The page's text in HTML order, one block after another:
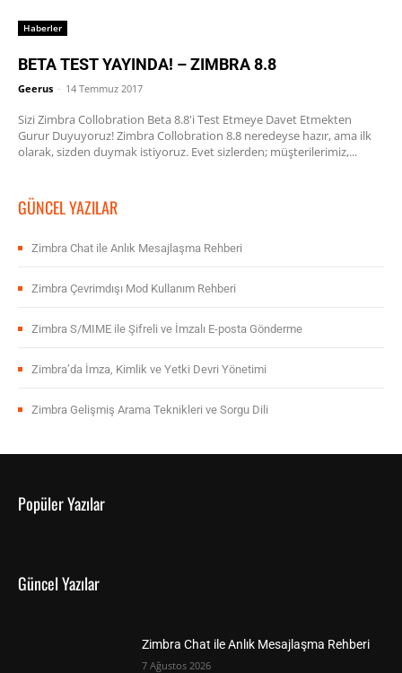
Haberler
BETA TEST YAYINDA! – ZIMBRA 8.8
Geerus - 14 Temmuz 2017
Sizi Zimbra Collobration Beta 8.8'i Test Etmeye Davet Etmekten
Gurur Duyuyoruz! Zimbra Collobration 8.8 neredeyse hazır, ama ilk
olarak, sizden duymak istiyoruz. Evet sizlerden; müşterilerimiz,...
GÜNCEL YAZILAR
Zimbra Chat ile Anlık Mesajlaşma Rehberi
Zimbra Çevrimdışı Mod Kullanım Rehberi
Zimbra S/MIME ile Şifreli ve İmzalı E-posta Gönderme
Zimbra’da İmza, Kimlik ve Yetki Devri Yönetimi
Zimbra Gelişmiş Arama Teknikleri ve Sorgu Dili
Popüler Yazılar
Güncel Yazılar
Zimbra Chat ile Anlık Mesajlaşma Rehberi
7 Ağustos 2026